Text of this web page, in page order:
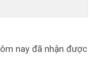
nay đã nhận được